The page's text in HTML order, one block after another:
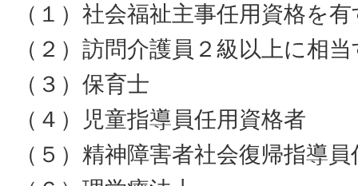
（１）社会福祉主事任用資格を
（２）訪問介護員２級以上に相
（３）保育士
（４）児童指導員任用資格者
（５）精神障害者社会復帰指導